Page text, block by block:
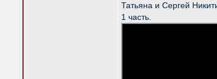
Татьяна и Сергей
1 часть.